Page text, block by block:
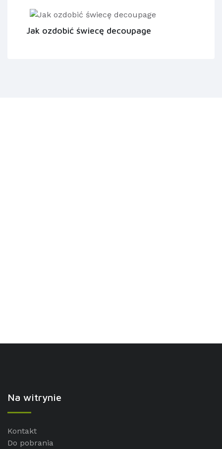
Jak ozdobić świecę decoupage
Na witrynie
Kontakt
Do pobrania